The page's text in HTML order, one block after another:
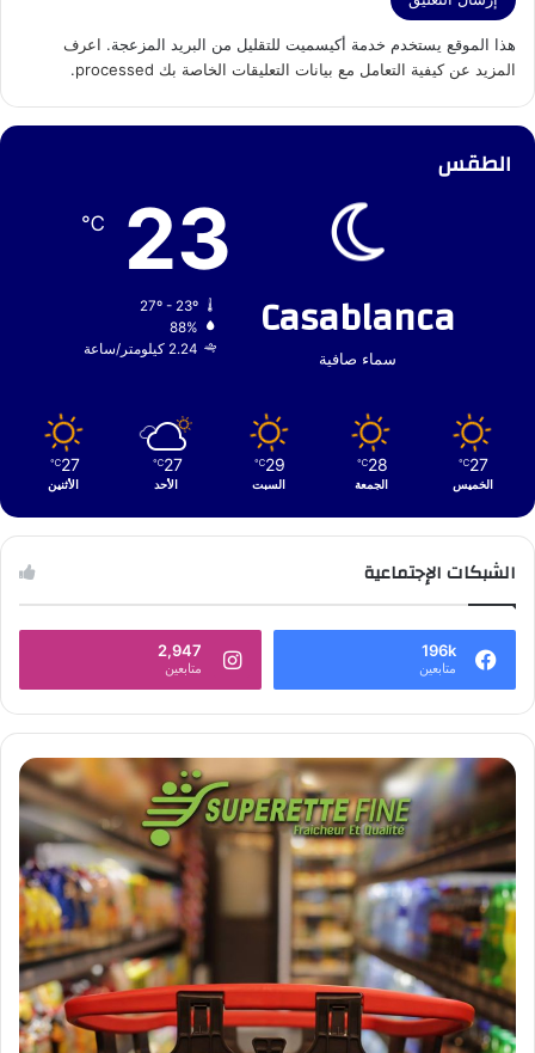
هذا الموقع يستخدم خدمة أكيسميت للتقليل من البريد المزعجة. اعرف
المزيد عن كيفية التعامل مع بيانات التعليقات الخاصة بك processed
.
الطقس
Casablanca
سماء صافية
23
℃
27º - 23º
88%
2.24 كيلومتر/ساعة
27
℃
الخميس
28
℃
الجمعة
29
℃
السبت
27
℃
الأحد
27
℃
الأثنين
الشبكات الإجتماعية
196k
متابعين
2,947
متابعين